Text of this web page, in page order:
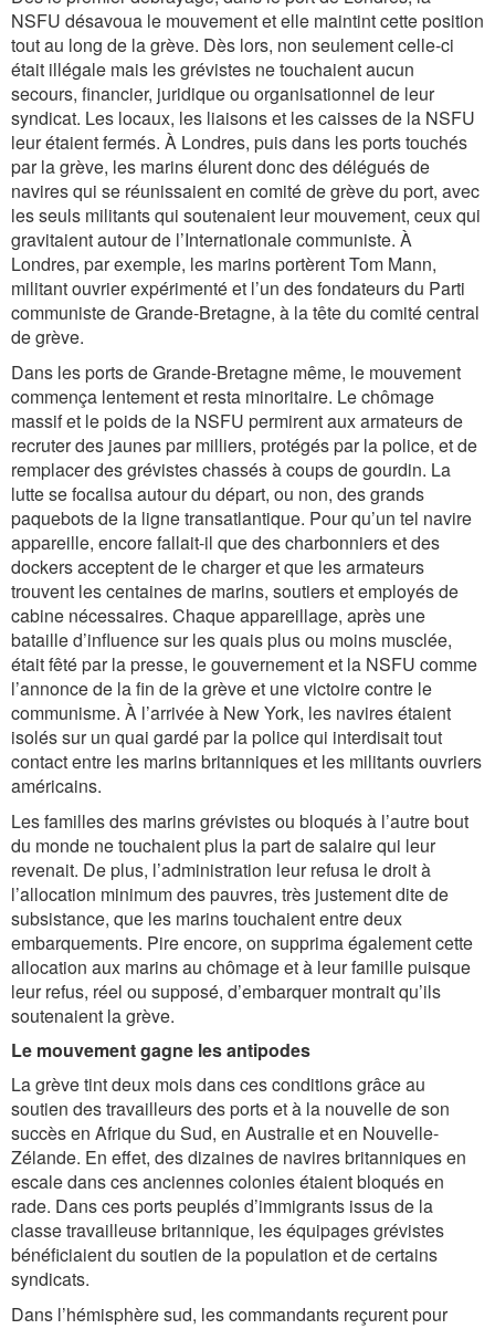
NSFU désavoua le mouvement et elle maintint cette position
tout au long de la grève. Dès lors, non seulement celle-ci
était illégale mais les grévistes ne touchaient aucun
secours, financier, juridique ou organisationnel de leur
syndicat. Les locaux, les liaisons et les caisses de la NSFU
leur étaient fermés. À Londres, puis dans les ports touchés
par la grève, les marins élurent donc des délégués de
navires qui se réunissaient en comité de grève du port, avec
les seuls militants qui soutenaient leur mouvement, ceux qui
gravitaient autour de l’Internationale communiste. À
Londres, par exemple, les marins portèrent Tom Mann,
militant ouvrier expérimenté et l’un des fondateurs du Parti
communiste de Grande-Bretagne, à la tête du comité central
de grève.
Dans les ports de Grande-­Bretagne même, le mouvement
commença lentement et resta minoritaire. Le chômage
massif et le poids de la NSFU permirent aux armateurs de
recruter des jaunes par milliers, protégés par la police, et de
remplacer des grévistes chassés à coups de gourdin. La
lutte se focalisa autour du départ, ou non, des grands
paquebots de la ligne tran­sa­tlan­ti­que. Pour qu’un tel navire
appareille, encore fallait-il que des charbonniers et des
dockers acceptent de le charger et que les armateurs
trouvent les centaines de marins, soutiers et employés de
cabine nécessaires. Chaque appareillage, après une
bataille d’influence sur les quais plus ou moins musclée,
était fêté par la presse, le gouvernement et la NSFU comme
l’annonce de la fin de la grève et une victoire contre le
communisme. À l’arrivée à New York, les navires étaient
isolés sur un quai gardé par la police qui interdisait tout
contact entre les marins britanniques et les militants ouvriers
américains.
Les familles des marins grévistes ou bloqués à l’autre bout
du monde ne touchaient plus la part de salaire qui leur
revenait. De plus, l’administration leur refusa le droit à
l’allocation minimum des pauvres, très justement dite de
subsistance, que les marins touchaient entre deux
embarquements. Pire encore, on supprima également cette
allocation aux marins au chômage et à leur famille puisque
leur refus, réel ou supposé, d’embarquer montrait qu’ils
soutenaient la grève.
Le mouvement gagne les antipodes
La grève tint deux mois dans ces conditions grâce au
soutien des travailleurs des ports et à la nouvelle de son
succès en Afrique du Sud, en Australie et en Nouvelle-
Zélande. En effet, des dizaines de navires britanniques en
escale dans ces anciennes colonies étaient bloqués en
rade. Dans ces ports peuplés d’immigrants issus de la
classe travailleuse britannique, les équipages grévistes
bénéficiaient du soutien de la population et de certains
syndicats.
Dans l’hémisphère sud, les commandants reçurent pour